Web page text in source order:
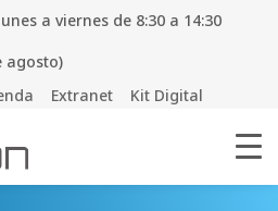
a viernes de 8:30 a 14:30
agosto)
Extranet Kit Digital